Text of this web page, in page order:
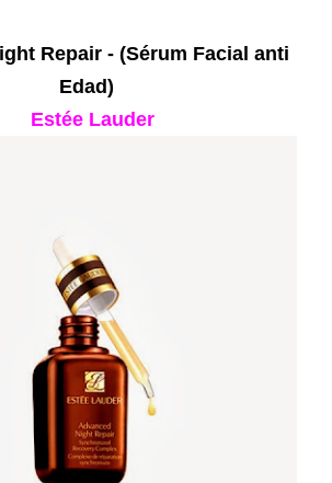
Repair - (Sérum Facial anti
Edad)
Estée Lauder